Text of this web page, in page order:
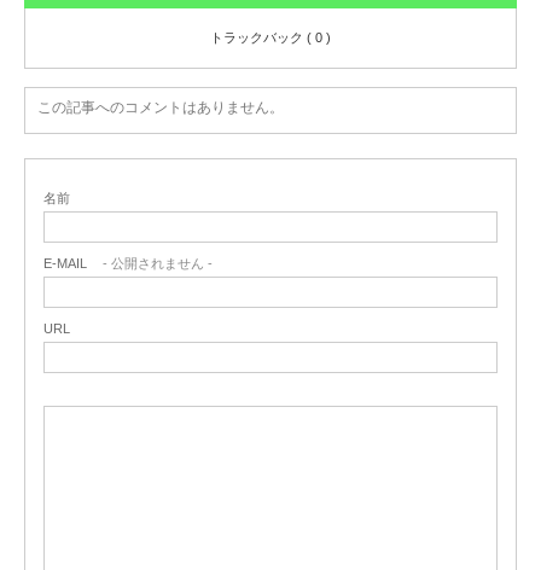
トラックバック ( 0 )
この記事へのコメントはありません。
名前
E-MAIL - 公開されません -
URL